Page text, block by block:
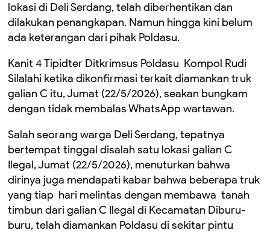
lokasi di Deli Serdang, telah diberhentikan dan
dilakukan penangkapan. Namun hingga kini belum
ada keterangan dari pihak Poldasu.
Kanit 4 Tipidter Ditkrimsus Poldasu Kompol Rudi
Silalahi ketika dikonfirmasi terkait diamankan truk
galian C itu, Jumat (22/5/2026), seakan bungkam
dengan tidak membalas WhatsApp wartawan.
Salah seorang warga Deli Serdang, tepatnya
bertempat tinggal disalah satu lokasi galian C
Ilegal, Jumat (22/5/2026), menuturkan bahwa
dirinya juga mendapati kabar bahwa beberapa truk
yang tiap hari melintas dengan membawa tanah
timbun dari galian C Ilegal di Kecamatan Diburu-
buru, telah diamankan Poldasu di sekitar pintu